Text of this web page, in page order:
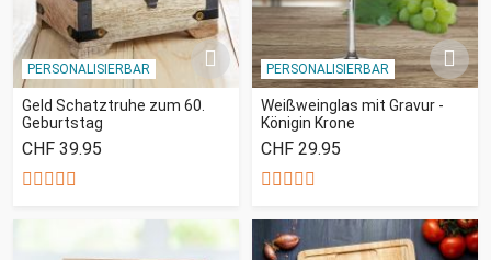
PERSONALISIERBAR
Geld Schatztruhe zum 60.
Geburtstag
CHF 39.95
PERSONALISIERBAR
Weißweinglas mit Gravur -
Königin Krone
CHF 29.95